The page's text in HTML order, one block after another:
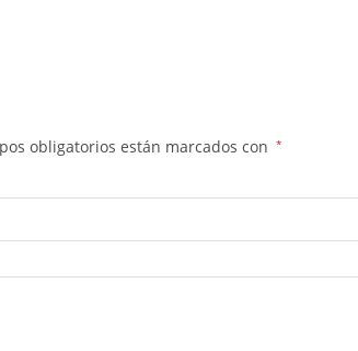
obligatorios están marcados con *